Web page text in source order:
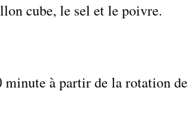
cube, le sel et le poivre.
à partir de la rotation